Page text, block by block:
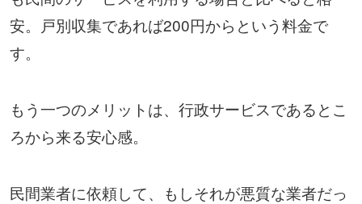
安。戸別収集であれば200円からという料金で
す。
もう一つのメリットは、行政サービスであるとこ
ろから来る安心感。
民間業者に依頼して、もしそれが悪質な業者だっ